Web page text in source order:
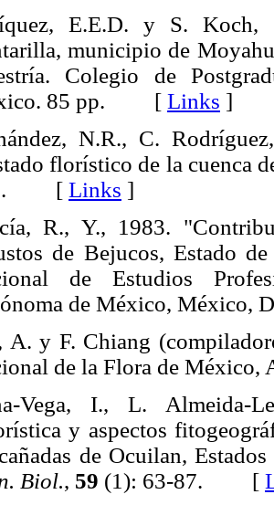
E.E.D. y S.
municipio de
Colegio de
85 pp. [ Links ]
N.R., C.
florístico de la cuenca
[ Links ]
R., Y., 1983.
de Bejucos, Estado
de Estudios
de México,
A. y F. Chiang
de la Flora de
Vega, I., L. Almeida-
y aspectos
de Ocuilan,
Biol., 59 (1): 63-87. [